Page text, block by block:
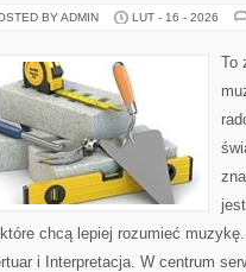
BY ADMIN LUT - 16 - 2026
To
chcą lepiej rozumieć
i Interpretacja. W centrum